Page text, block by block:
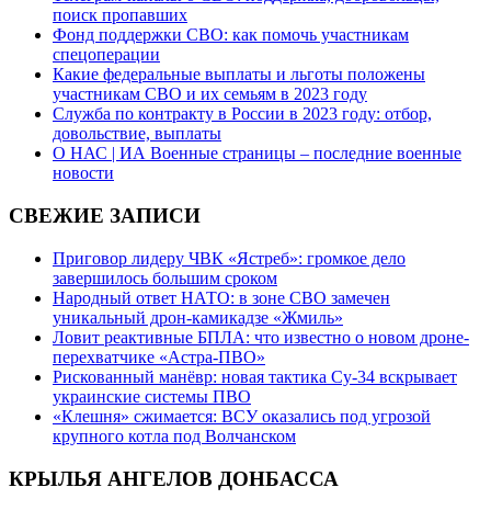
поиск пропавших
Фонд поддержки СВО: как помочь участникам
спецоперации
Какие федеральные выплаты и льготы положены
участникам СВО и их семьям в 2023 году
Служба по контракту в России в 2023 году: отбор,
довольствие, выплаты
О НАС | ИА Военные страницы – последние военные
новости
СВЕЖИЕ ЗАПИСИ
Приговор лидеру ЧВК «Ястреб»: громкое дело
завершилось большим сроком
Народный ответ НАТО: в зоне СВО замечен
уникальный дрон-камикадзе «Жмиль»
Ловит реактивные БПЛА: что известно о новом дроне-
перехватчике «Астра-ПВО»
Рискованный манёвр: новая тактика Су-34 вскрывает
украинские системы ПВО
«Клешня» сжимается: ВСУ оказались под угрозой
крупного котла под Волчанском
КРЫЛЬЯ АНГЕЛОВ ДОНБАССА